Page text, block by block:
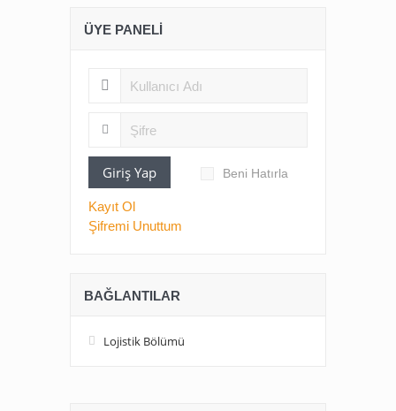
ÜYE PANELI
Giriş Yap Beni Hatırla
Kayıt Ol
Şifremi Unuttum
BAĞLANTILAR
Lojistik Bölümü